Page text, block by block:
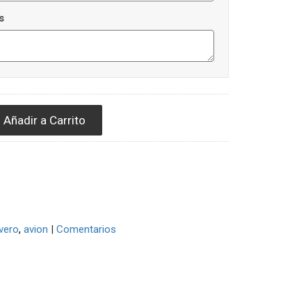
Añadir a Carrito
avion | Comentarios